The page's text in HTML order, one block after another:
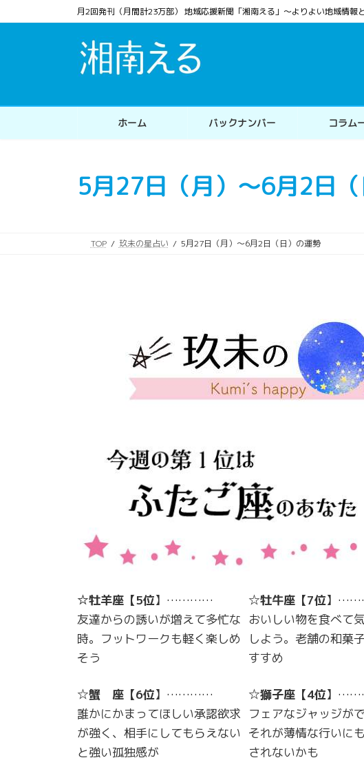
ン
ス
ビ
ン
月2回発刊（月間計23万部） 地域応援新聞「湘南える」〜よりよい地域情
ホーム バックナンバー コラム
5月27日（月）～6月2日
TOP 玖未の星占い 5月27日（月）～6月2日（日）の運勢
☆牡羊座【5位】…………
友達からの誘いが増えて多忙な
時。フットワークも軽く楽しめ
そう
☆牡牛座【7位】
おいしい物を食べて
しよう。老舗の和菓
すすめ
☆蟹 座 【6位】…………
誰かにかまってほしい承認欲求
が強く、相手にしてもらえない
と強い孤独感が
☆獅子座【4位】
フェアなジャッジがで
それが薄情な行いに
されないかも